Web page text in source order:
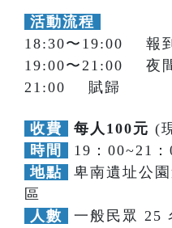
活動流程
18:30〜19:00 報
19:00〜21:00 夜
21:00 賦歸
收費 每人100元 (
時間
19：00~21
地點
卑南遺址公
區
人數
一般民眾 25